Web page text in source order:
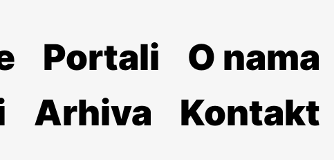
Portali
O nama
Arhiva Kontakt